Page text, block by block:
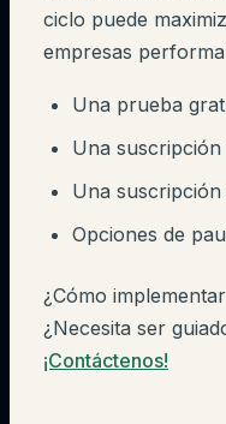
ciclo puede
empresas
Una prueba
Una
Una
Opciones de
¿Cómo
¿Necesita ser
¡Contáctenos!